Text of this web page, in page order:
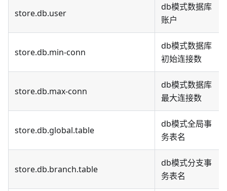
store.db.user
db模式数据库
账户
store.db.min-conn
db模式数据库
初始连接数
store.db.max-conn
db模式数据库
最大连接数
store.db.global.table
db模式全局事
务表名
store.db.branch.table
db模式分支事
务表名